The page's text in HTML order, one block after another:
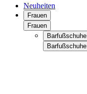
Neuheiten
Frauen
Frauen
Barfußschuhe
Barfußschuhe